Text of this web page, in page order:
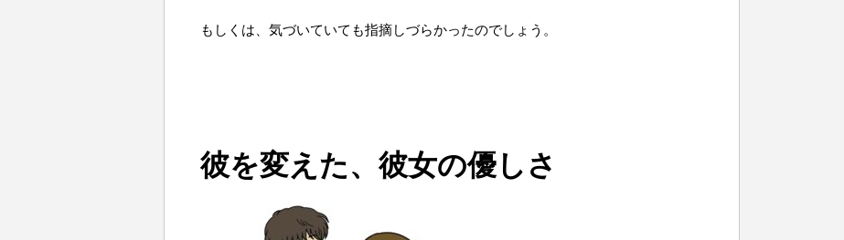
もしくは、気づいていても指摘しづらかったのでしょう。
彼を変えた、彼女の優しさ